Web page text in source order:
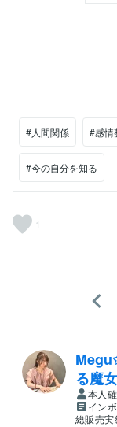
#人間関係 #感情
#今の自分を知る
1
る魔女
本人
イン
総販売実